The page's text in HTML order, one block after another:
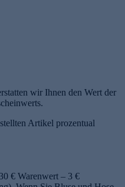
wir Ihnen den Wert der
Artikel prozentual
€ Warenwert – 3 €